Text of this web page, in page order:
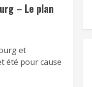
– Le plan
et
été pour cause